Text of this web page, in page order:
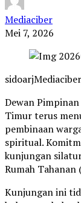
Mediaciber
Mei 7, 2026
Dewan Pimpinan
Timur terus
pembinaan
spiritual.
kunjungan
Rumah Tahanan
Kunjungan ini